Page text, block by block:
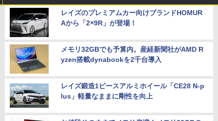
レイズのプレミアムカー向けブランドHOMUR
Aから「2×9R」が登場！
メモリ32GBでも予算内。産経新聞社がAMD R
yzen搭載dynabookを2千台導入
レイズ鍛造1ピースアルミホイール「CE28 N-p
lus」軽量なままに剛性を向上